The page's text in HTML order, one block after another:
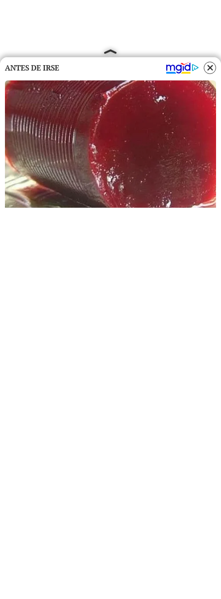
ANTES DE IRSE